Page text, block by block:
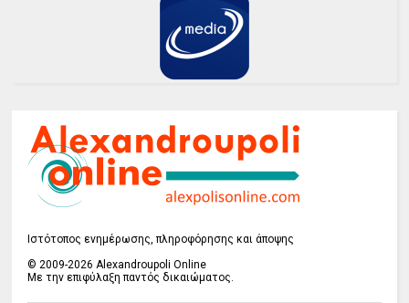
Ιστότοπος ενημέρωσης, πληροφόρησης και άποψης
© 2009-2026 Alexandroupoli Online
Με την επιφύλαξη παντός δικαιώματος.